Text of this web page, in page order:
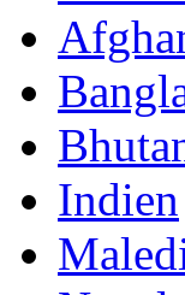
Indien